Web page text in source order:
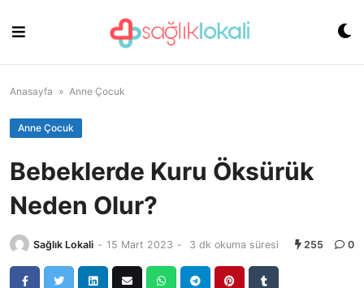
content
Anasayfa » Anne Çocuk
Anne Çocuk
Bebeklerde Kuru Öksürük
Neden Olur?
Sağlık Lokali - 15 Mart 2023 - 3 dk okuma süresi 255 0